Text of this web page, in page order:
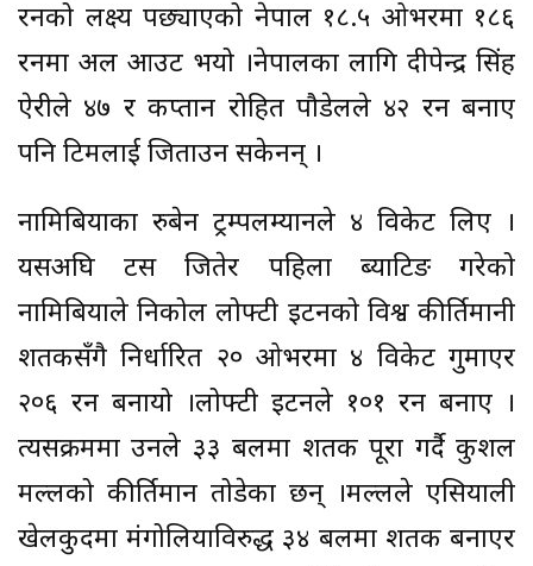
रनको लक्ष्य पछ्याएको नेपाल १८.५ ओभरमा १८६
रनमा अल आउट भयो ।नेपालका लागि दीपेन्द्र सिंह
ऐरीले ४७ र कप्तान रोहित पौडेलले ४२ रन बनाए
पनि टिमलाई जिताउन सकेनन् ।
नामिबियाका रुबेन ट्रम्पलम्यानले ४ विकेट लिए ।
यसअघि टस जितेर पहिला ब्याटिङ गरेको
नामिबियाले निकोल लोफ्टी इटनको विश्व कीर्तिमानी
शतकसँगै निर्धारित २० ओभरमा ४ विकेट गुमाएर
२०६ रन बनायो ।लोफ्टी इटनले १०१ रन बनाए ।
त्यसक्रममा उनले ३३ बलमा शतक पूरा गर्दै कुशल
मल्लको कीर्तिमान तोडेका छन् ।मल्लले एसियाली
खेलकुदमा मंगोलियाविरुद्ध ३४ बलमा शतक बनाएर